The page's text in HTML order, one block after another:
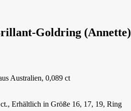
Goldring (Annette)
Australien, 0,089 ct
Erhältlich in Größe 16, 17, 19, Ring